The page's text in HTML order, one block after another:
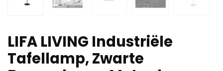
LIFA LIVING Industriële
Tafellamp, Zwarte